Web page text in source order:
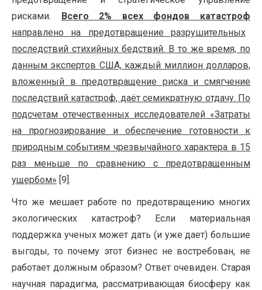
рисками. Всего 2% всех фондов катастроф
направлено на предотвращение разрушительных
последствий стихийных бедствий. В то же время, по
данным экспертов США, каждый миллион долларов,
вложенный в предотвращение риска и смягчение
последствий катастроф, даёт семикратную отдачу. По
подсчетам отечественных исследователей «Затраты
на прогнозирование и обеспечение готовности к
природным событиям чрезвычайного характера в 15
раз меньше по сравнению с предотвращенным
ущербом» [9].
Что же мешает работе по предотвращению многих
экологических катастроф? Если материальная
поддержка ученых может дать (и уже дает) большие
выгоды, то почему этот бизнес не востребован, не
работает должным образом? Ответ очевиден. Старая
научная парадигма, рассматривающая биосферу как